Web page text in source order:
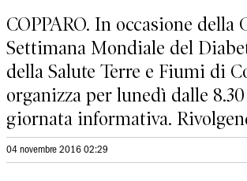
COPPARO. In occasione della
Settimana Mondiale del
della Salute Terre e Fiumi di
organizza per lunedì dalle 8.30
giornata informativa.
04 novembre 2016 02:29